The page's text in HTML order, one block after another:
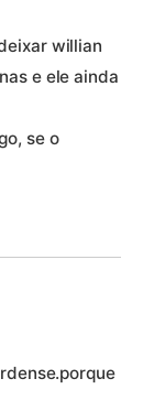
willian
e ele ainda
se o